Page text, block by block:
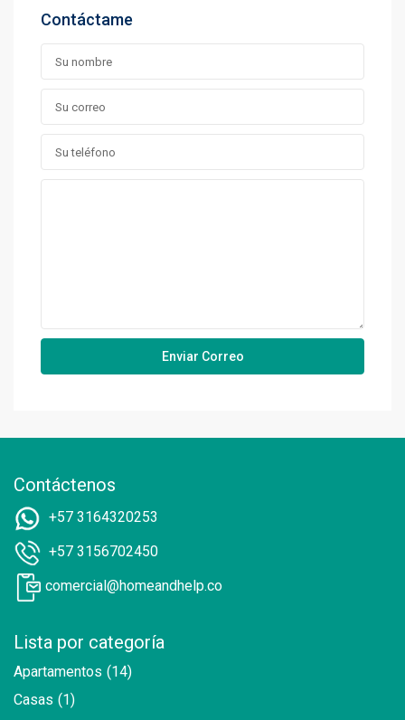
Contáctame
Contáctenos
+57 3164320253
+57 3156702450
comercial@homeandhelp.co
Lista por categoría
Apartamentos (14)
Casas (1)